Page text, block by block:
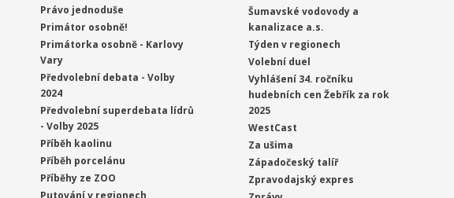
Právo jednoduše
Primátor osobně!
Primátorka osobně - Karlovy
Vary
Předvolební debata - Volby
2024
Předvolební superdebata lídrů
- Volby 2025
Příběh kaolinu
Příběh porcelánu
Příběhy ze ZOO
Šumavské vodovody a
kanalizace a.s.
Týden v regionech
Volební duel
Vyhlášení 34. ročníku
hudebních cen Žebřík za rok
2025
WestCast
Za ušima
Západočeský talíř
Zpravodajský expres